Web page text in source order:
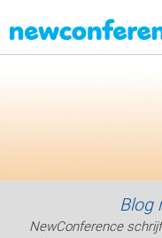
Blog
NewConference